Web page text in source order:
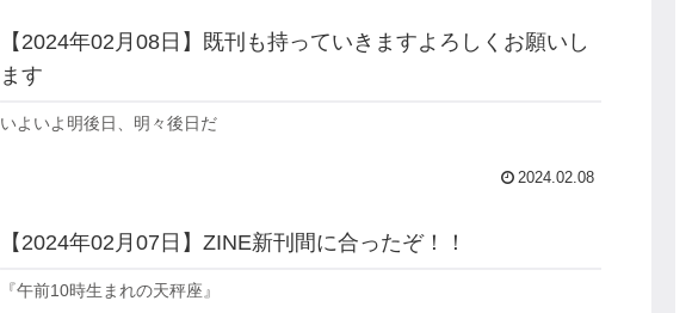
【2024年02月08日】既刊も持っていきますよろしくお願いし
ます
いよいよ明後日、明々後日だ
2024.02.08
【2024年02月07日】ZINE新刊間に合ったぞ！！
『午前10時生まれの天秤座』